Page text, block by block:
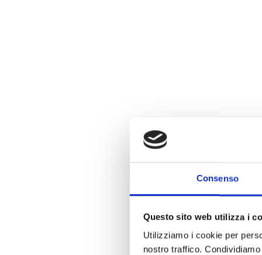
Consenso
Questo sito web utilizza i
Utilizziamo i cookie per
nostro traffico.